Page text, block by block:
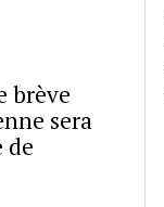
brève
sera
de